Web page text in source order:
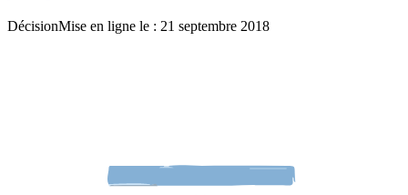
DécisionMise en ligne le : 21 septembre 2018